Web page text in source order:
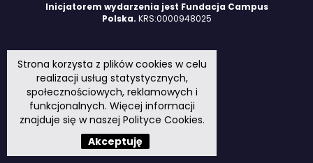
Inicjatorem wydarzenia jest Fundacja Campus
Polska. KRS:0000948025
Strona korzysta z plików cookies w celu
realizacji usług statystycznych,
społecznościowych, reklamowych i
funkcjonalnych. Więcej informacji
znajduje się w naszej Polityce Cookies.
Akceptuję